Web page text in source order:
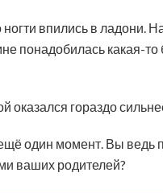
впились в ладони.
понадобилась какая-
оказался гораздо
один момент. Вы ведь
ваших родителей?